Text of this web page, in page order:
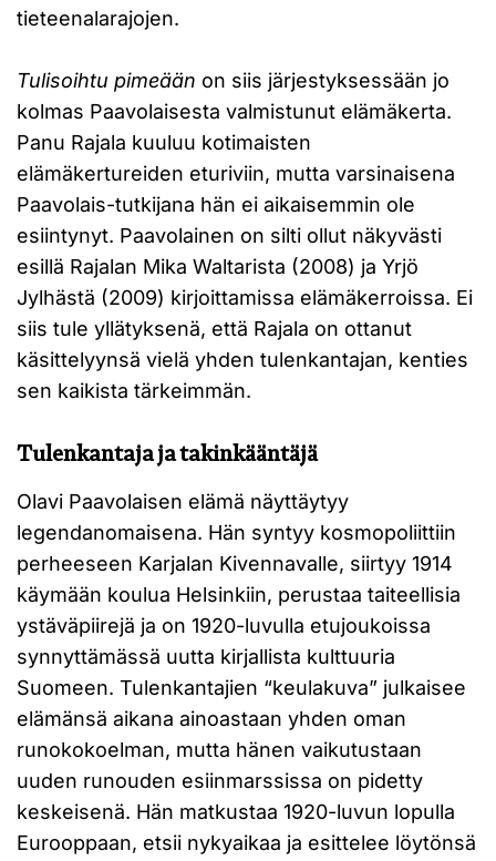
tieteenalarajojen.
Tulisoihtu pimeään on siis järjestyksessään jo
kolmas Paavolaisesta valmistunut elämäkerta.
Panu Rajala kuuluu kotimaisten
elämäkertureiden eturiviin, mutta varsinaisena
Paavolais-tutkijana hän ei aikaisemmin ole
esiintynyt. Paavolainen on silti ollut näkyvästi
esillä Rajalan Mika Waltarista (2008) ja Yrjö
Jylhästä (2009) kirjoittamissa elämäkerroissa. Ei
siis tule yllätyksenä, että Rajala on ottanut
käsittelyynsä vielä yhden tulenkantajan, kenties
sen kaikista tärkeimmän.
Tulenkantaja ja takinkääntäjä
Olavi Paavolaisen elämä näyttäytyy
legendanomaisena. Hän syntyy kosmopoliittiin
perheeseen Karjalan Kivennavalle, siirtyy 1914
käymään koulua Helsinkiin, perustaa taiteellisia
ystäväpiirejä ja on 1920-luvulla etujoukoissa
synnyttämässä uutta kirjallista kulttuuria
Suomeen. Tulenkantajien “keulakuva” julkaisee
elämänsä aikana ainoastaan yhden oman
runokokoelman, mutta hänen vaikutustaan
uuden runouden esiinmarssissa on pidetty
keskeisenä. Hän matkustaa 1920-luvun lopulla
Eurooppaan, etsii nykyaikaa ja esittelee löytönsä